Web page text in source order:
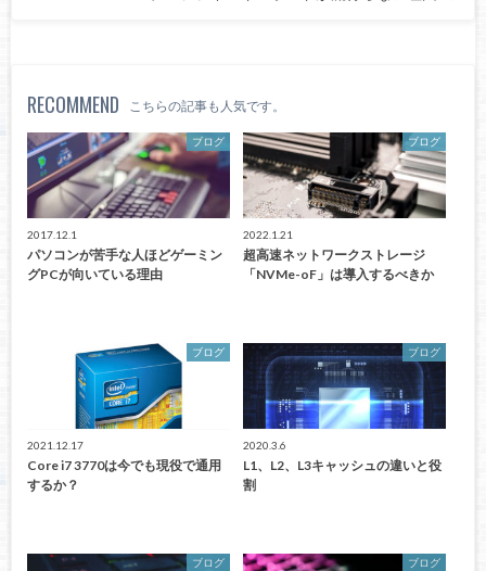
RECOMMEND こちらの記事も人気です。
ブログ
2017.12.1
パソコンが苦手な人ほどゲーミン
グPCが向いている理由
ブログ
2022.1.21
超高速ネットワークストレージ
「NVMe-oF」は導入するべきか
ブログ
2021.12.17
Core i7 3770は今でも現役で通用
するか？
ブログ
2020.3.6
L1、L2、L3キャッシュの違いと役
割
ブログ ブログ